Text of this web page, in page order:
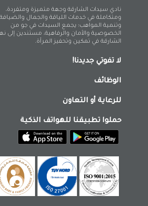
نادي سيدات الشارقة وجهة متميزة ومتفردة،
ومتكاملة في خدمات اللياقة والجمال والضيافة
وتنمية المواهب؛ يجمع السيدات في جو من
الخصوصية والأمان والرفاهية، مستندين إلى
الشارقة في تمكين وتحفيز المرأة.
لا تفوتي جديدنا!
الوظائف
للرعاية أو التعاون
حملوا تطبيقنا للهواتف الذكية